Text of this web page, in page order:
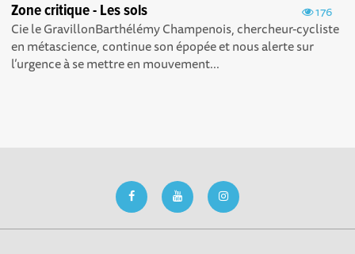
176
Zone critique - Les sols
Cie le GravillonBarthélémy Champenois, chercheur-cycliste
en métascience, continue son épopée et nous alerte sur
l’urgence à se mettre en mouvement...